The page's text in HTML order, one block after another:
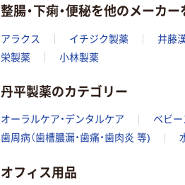
整腸・下痢・便秘を他のメーカ
アラクス イチジク製薬 井藤
栄製薬
小林製薬
丹平製薬のカテゴリー
オーラルケア・デンタルケア ベビー
歯周病（歯槽膿漏・歯痛・歯肉炎 等)
オフィス用品